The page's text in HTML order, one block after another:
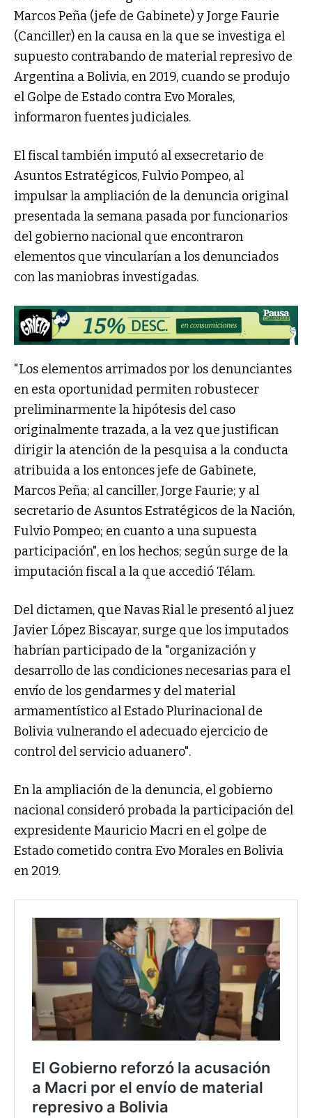
Marcos Peña (jefe de Gabinete) y Jorge Faurie
(Canciller) en la causa en la que se investiga el
supuesto contrabando de material represivo de
Argentina a Bolivia, en 2019, cuando se produjo
el Golpe de Estado contra Evo Morales,
informaron fuentes judiciales.
El fiscal también imputó al exsecretario de
Asuntos Estratégicos, Fulvio Pompeo, al
impulsar la ampliación de la denuncia original
presentada la semana pasada por funcionarios
del gobierno nacional que encontraron
elementos que vincularían a los denunciados
con las maniobras investigadas.
"Los elementos arrimados por los denunciantes
en esta oportunidad permiten robustecer
preliminarmente la hipótesis del caso
originalmente trazada, a la vez que justifican
dirigir la atención de la pesquisa a la conducta
atribuida a los entonces jefe de Gabinete,
Marcos Peña; al canciller, Jorge Faurie; y al
secretario de Asuntos Estratégicos de la Nación,
Fulvio Pompeo; en cuanto a una supuesta
participación", en los hechos; según surge de la
imputación fiscal a la que accedió Télam.
Del dictamen, que Navas Rial le presentó al juez
Javier López Biscayar, surge que los imputados
habrían participado de la "organización y
desarrollo de las condiciones necesarias para el
envío de los gendarmes y del material
armamentístico al Estado Plurinacional de
Bolivia vulnerando el adecuado ejercicio de
control del servicio aduanero".
En la ampliación de la denuncia, el gobierno
nacional consideró probada la participación del
expresidente Mauricio Macri en el golpe de
Estado cometido contra Evo Morales en Bolivia
en 2019.